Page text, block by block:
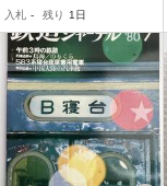
入札 - 残り 1日